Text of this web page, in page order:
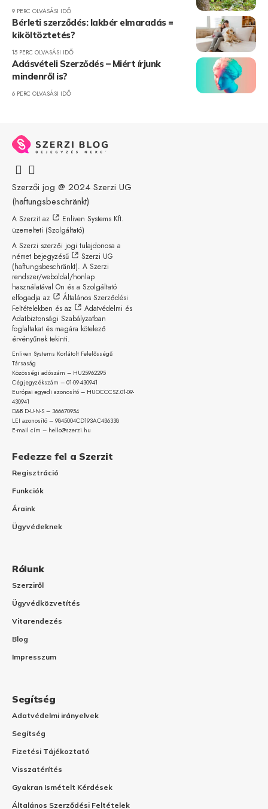
9 PERC OLVASÁSI IDŐ
Bérleti szerződés: lakbér elmaradás =
kiköltöztetés?
15 PERC OLVASÁSI IDŐ
Adásvételi Szerződés – Miért írjunk
mindenről is?
6 PERC OLVASÁSI IDŐ
Szerzői jog @ 2024 Szerzi UG
(haftungsbeschränkt)
A Szerzit az
Enliven Systems Kft.
üzemelteti (Szolgáltató)
A Szerzi szerzői jogi tulajdonosa a
német bejegyzésű
Szerzi UG
(haftungsbeschränkt). A Szerzi
rendszer/weboldal/honlap
használatával Ön és a Szolgáltató
elfogadja az
Általános Szerződési
Feltételekben és az
Adatvédelmi és
Adatbiztonsági Szabályzatban
foglaltakat és magára kötelező
érvényűnek tekinti.
Enliven Systems Korlátolt Felelősségű
Társaság
Közösségi adószám – HU25962295
Cégjegyzékszám – 01-09-430941
Európai egyedi azonosító – HUOCCCSZ.01-09-
430941
D&B D-U-N-S – 366670954
LEI azonosító – 9845004CD193AC4B6338
E-mail cím – hello@szerzi.hu
Fedezze fel a Szerzit
Regisztráció
Funkciók
Áraink
Ügyvédeknek
Rólunk
Szerziről
Ügyvédközvetítés
Vitarendezés
Blog
Impresszum
Segítség
Adatvédelmi irányelvek
Segítség
Fizetési Tájékoztató
Visszatérítés
Gyakran Ismételt Kérdések
Általános Szerződési Feltételek